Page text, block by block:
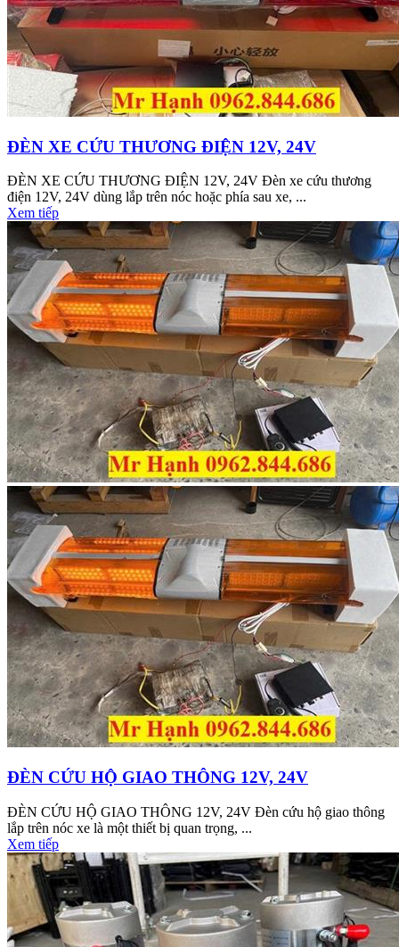
ĐÈN XE CỨU THƯƠNG ĐIỆN 12V, 24V
ĐÈN XE CỨU THƯƠNG ĐIỆN 12V, 24V Đèn xe cứu thương
điện 12V, 24V dùng lắp trên nóc hoặc phía sau xe, ...
Xem tiếp
ĐÈN CỨU HỘ GIAO THÔNG 12V, 24V
ĐÈN CỨU HỘ GIAO THÔNG 12V, 24V Đèn cứu hộ giao thông
lắp trên nóc xe là một thiết bị quan trọng, ...
Xem tiếp